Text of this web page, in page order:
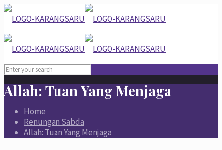
Allah: Tuan Yang Menjaga
Home
Renungan Sabda
Allah: Tuan Yang Menjaga